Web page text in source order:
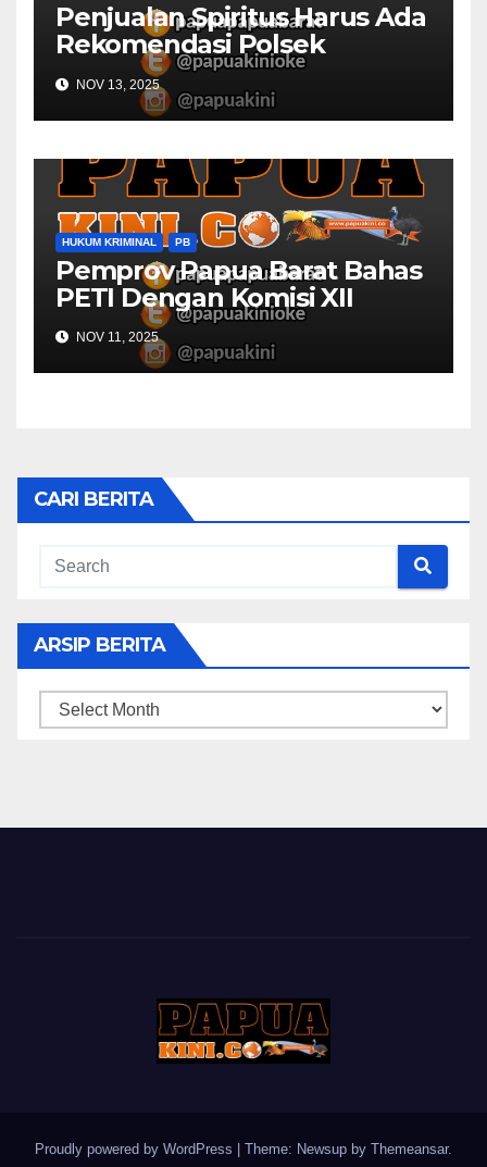
Penjualan Spiritus Harus Ada
Rekomendasi Polsek
Kaimana
NOV 13, 2025
HUKUM KRIMINAL PB
Pemprov Papua Barat Bahas
PETI Dengan Komisi XII
NOV 11, 2025
CARI BERITA
ARSIP BERITA
ARSIP
Proudly powered by WordPress Theme: Newsup by Themeansar.